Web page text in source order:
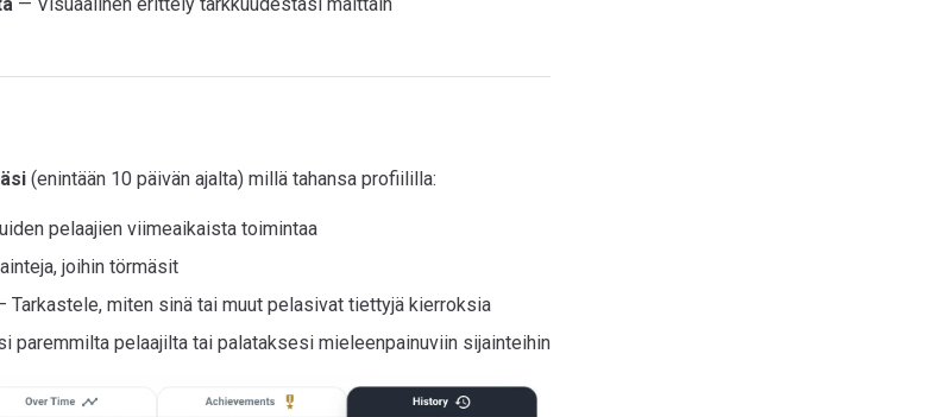
(enintään 10 päivän ajalta) millä tahansa profiililla:
pelaajien viimeaikaista toimintaa
joihin törmäsit
Tarkastele, miten sinä tai muut pelasivat tiettyjä kierroksia
paremmilta pelaajilta tai palataksesi mieleenpainuviin sijainteihin